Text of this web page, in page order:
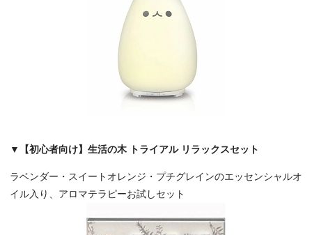
▼【初心者向け】生活の木 トライアル リラックスセット
ラベンダー・スイートオレンジ・プチグレインのエッセンシャルオ
イル入り、アロマテラピーお試しセット